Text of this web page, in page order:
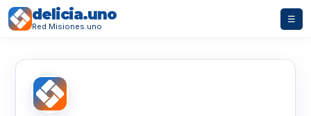
delicia.uno
Red Misiones.uno
☰